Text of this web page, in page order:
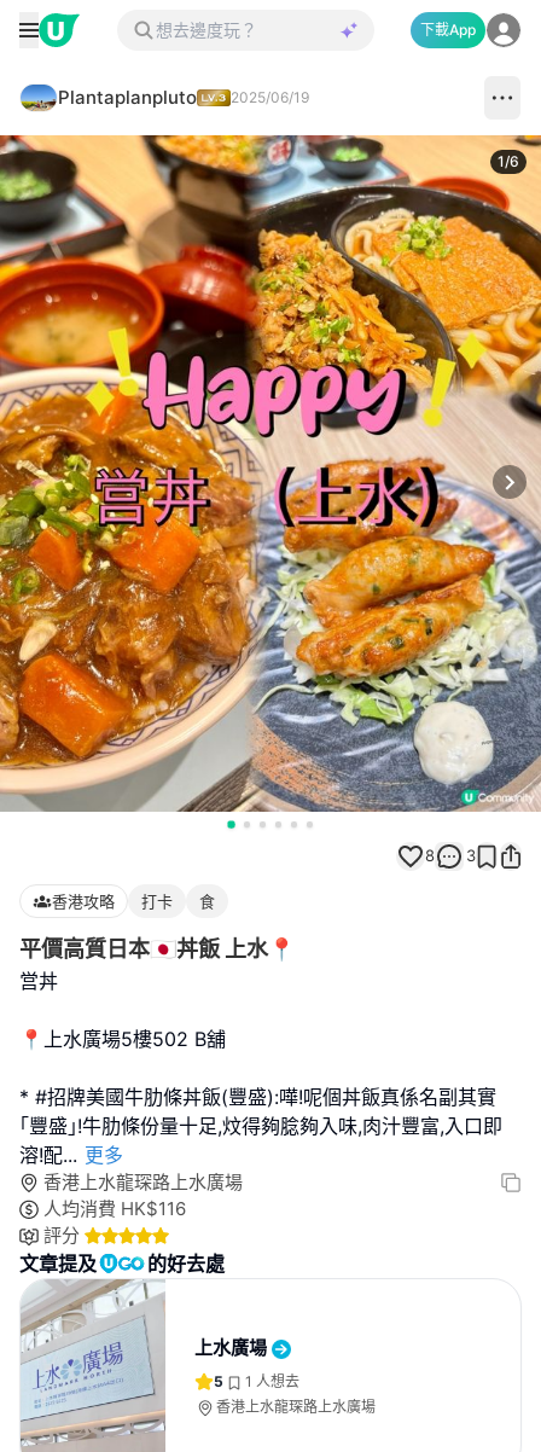
下載App
Plantaplanpluto 2025/06/19
1/6
8 3
香港攻略 打卡 食
平價高質日本🇯🇵丼飯 上水📍
営丼
📍上水廣場5樓502 B舖
* #招牌美國牛肋條丼飯(豐盛):嘩!呢個丼飯真係名副其實
｢豐盛｣!牛肋條份量十足,炆得夠腍夠入味,肉汁豐富,入口即
溶!配... 更多
香港上水龍琛路上水廣場
人均消費 HK$116
評分
文章提及 的好去處
上水廣場
5 1 人想去
香港上水龍琛路上水廣場